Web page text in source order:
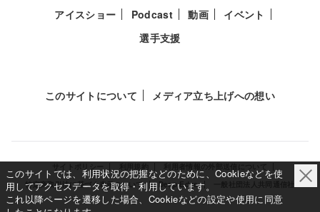
アイスショー
Podcast 動画
イベント
選手支援
このサイトについて メディア立ち上げへの想い
特定商取引法に基づく表示について
Deep Edge
このサイトでは、利用状況の把握などのために、Cookieなどを使
用してアクセスデータを取得・利用しています。
これ以降ページを遷移した場合、Cookieなどの設定や使用に同意